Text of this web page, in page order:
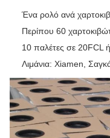
Ένα ρολό ανά
Περίπου 60
10 παλέτες σε 20FCL
Λιμάνια: Xiamen,